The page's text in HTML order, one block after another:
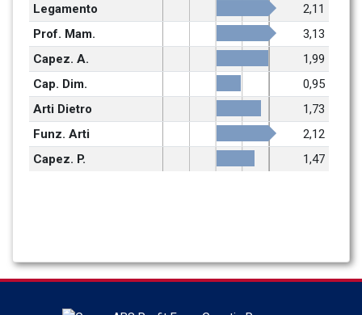
Legamento
2,11
Prof. Mam.
3,13
Capez. A.
1,99
Cap. Dim.
0,95
Arti Dietro
1,73
Funz. Arti
2,12
Capez. P.
1,47